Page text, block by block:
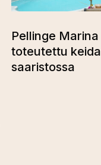
Pellinge
toteutettu
saaristossa